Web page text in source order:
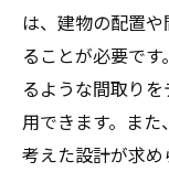
は、建物の配置
ることが必要で
るような間取り
用できます。ま
考えた設計が求